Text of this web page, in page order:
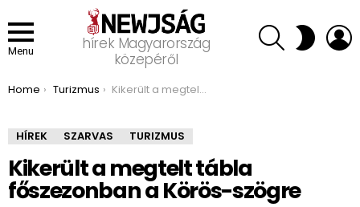
Menu
hírek Magyarország
közepéről
SEARCH SWITCH
SKIN
You are here:
Home Turizmus Kikerült a megtelt tábla főszezonban a Körös-szögre
HÍREK SZARVAS TURIZMUS
Kikerült a megtelt tábla
főszezonban a Körös-szögre